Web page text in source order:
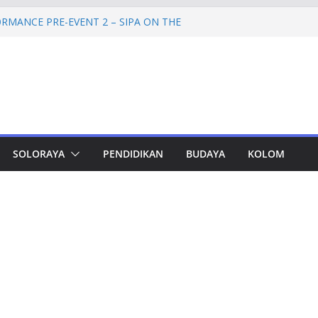
PRE-EVENT 2 – SIPA ON THE
Tampung 2.692 Siswa, Taj Yasin:
Cadangan Rp1,2 Triliun untuk Pilgub
Mulai 2027
SPEM Akan Disidangkan
SOLORAYA PENDIDIKAN BUDAYA KOLOM